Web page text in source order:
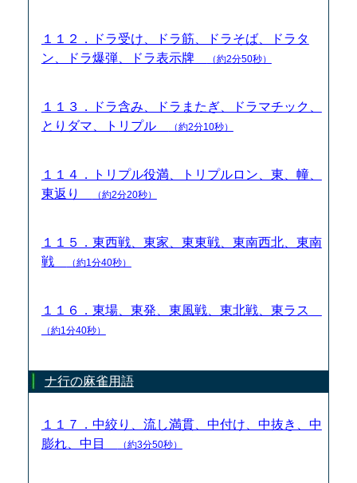
１１２．ドラ受け、ドラ筋、ドラそば、ドラタ
ン、ドラ爆弾、ドラ表示牌
（約2分50秒）
１１３．ドラ含み、ドラまたぎ、ドラマチック、
とりダマ、トリプル
（約2分10秒）
１１４．トリプル役満、トリプルロン、東、幢、
東返り
（約2分20秒）
１１５．東西戦、東家、東東戦、東南西北、東南
戦
（約1分40秒）
１１６．東場、東発、東風戦、東北戦、東ラス
（約1分40秒）
ナ行の麻雀用語
１１７．中絞り、流し満貫、中付け、中抜き、中
膨れ、中目
（約3分50秒）